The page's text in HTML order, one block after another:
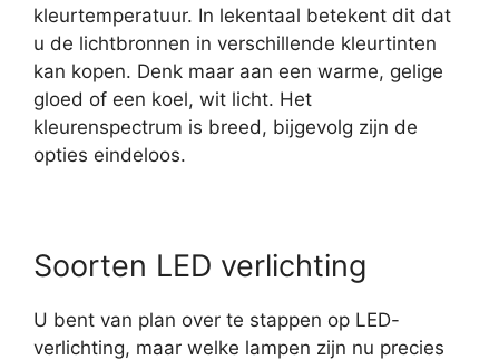
kleurtemperatuur. In lekentaal betekent dit dat
u de lichtbronnen in verschillende kleurtinten
kan kopen. Denk maar aan een warme, gelige
gloed of een koel, wit licht. Het
kleurenspectrum is breed, bijgevolg zijn de
opties eindeloos.
Soorten LED verlichting
U bent van plan over te stappen op LED-
verlichting, maar welke lampen zijn nu precies